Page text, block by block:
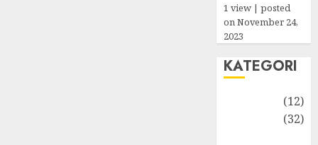
1 view |posted
on November 24,
2023
KATEGORI
(12)
(32)